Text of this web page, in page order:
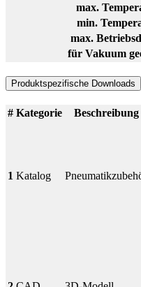
max.
min.
max.
für Vakuum
Produktspezifische Downloads
# Kategorie Beschreibung
1 Katalog